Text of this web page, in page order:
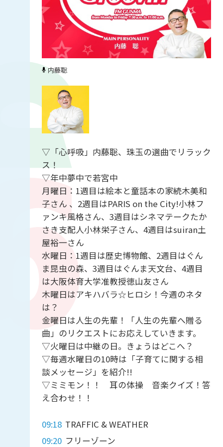
内藤聡
▽「心呼吸」内藤聡、珠玉の選曲でリラック
ス！
▽年中夢中で若宮中
月曜日：1週目は絵本と童話本の家続木美和
子さん 、2週目はPARIS on the City!小林フ
ァンキ風格さん、3週目はシネマテークたか
さき支配人小林栄子さん、4週目はsuiran土
屋裕一さん
水曜日：1週目は歴史博物館、2週目はぐん
ま昆虫の森、3週目はぐんま天文台、4週目
は大阪体育大学准教授徳山友さん
木曜日はアキハバラ☆ヒロシ！今週のネタ
は？
金曜日は人生の先輩！「人生の先輩へ贈る
曲」のリクエストにお応えしていきます。
▽火曜日は中継の日。きょうはどこへ？
▽毎週水曜日の10時は「子育てに関する相
談メッセージ」を紹介!!
▽ミミモン！！ 耳の体操 音楽クイズ！答
え合わせ！！
09:18 TRAFFIC & WEATHER
09:20 フリーゾーン